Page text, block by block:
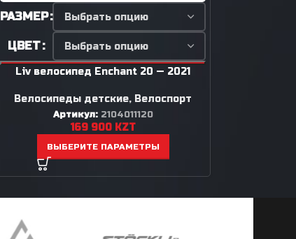
РАЗМЕР
ЦВЕТ
Liv велосипед Enchant 20 — 2021
Велосипеды детские, Велоспорт
Артикул: 2104011120
169 900 KZT
ВЫБЕРИТЕ ПАРАМЕТРЫ